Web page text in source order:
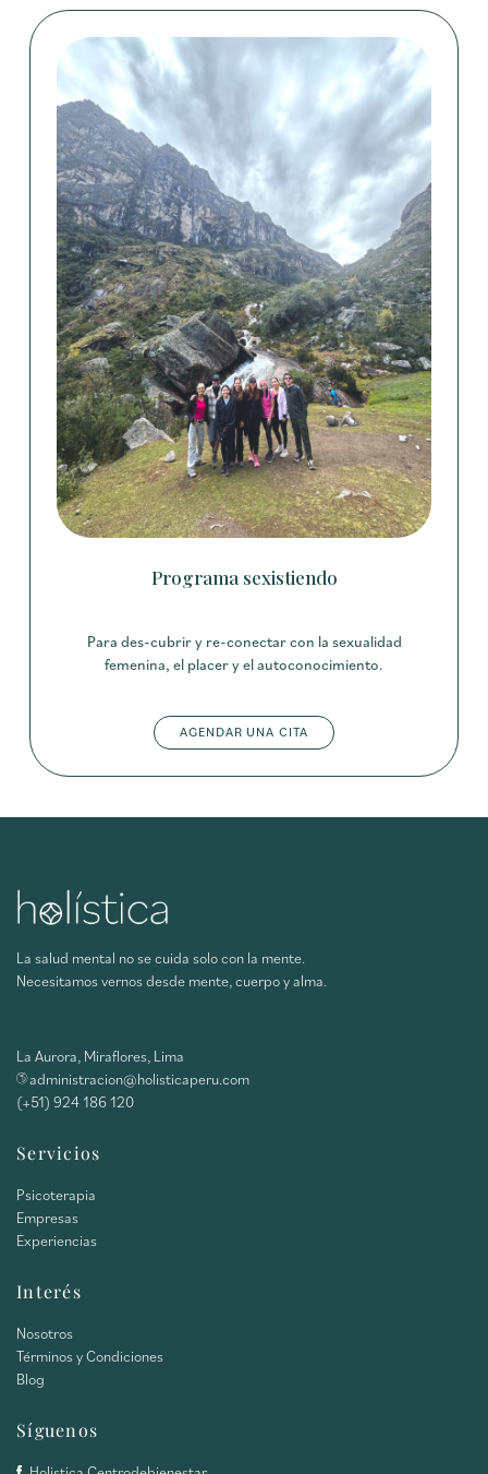
Programa sexistiendo
Para des-cubrir y re-conectar con la sexualidad
femenina, el placer y el autoconocimiento.
AGENDAR UNA CITA
La salud mental no se cuida solo con la mente.
Necesitamos vernos desde mente, cuerpo y alma.
La Aurora, Miraflores, Lima
administracion@holisticaperu.com
(+51) 924 186 120
Servicios
Psicoterapia
Empresas
Experiencias
Interés
Nosotros
Términos y Condiciones
Blog
Síguenos